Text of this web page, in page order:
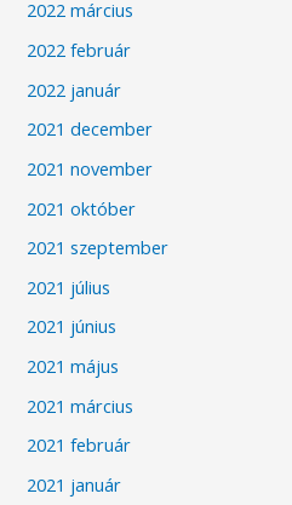
2022 március
2022 február
2022 január
2021 december
2021 november
2021 október
2021 szeptember
2021 július
2021 június
2021 május
2021 március
2021 február
2021 január